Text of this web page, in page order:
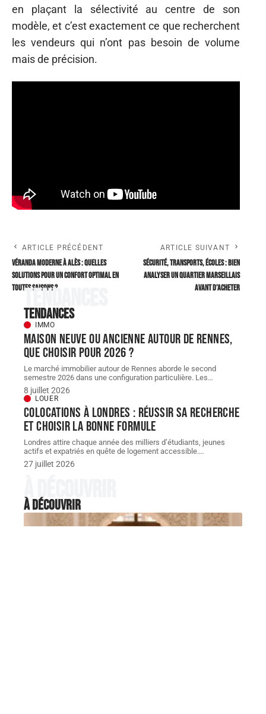
en plaçant la sélectivité au centre de son
modèle, et c’est exactement ce que recherchent
les vendeurs qui n’ont pas besoin de volume
mais de précision.
ARTICLE PRÉCÉDENT
Véranda moderne à Alès : quelles
solutions pour un confort optimal en
toutes saisons ?
ARTICLE SUIVANT
Sécurité, transports, écoles : bien
analyser un quartier marseillais
avant d’acheter
Tendances
Tendances
IMMO
Maison neuve ou ancienne autour de Rennes,
que choisir pour 2026 ?
Le marché immobilier autour de Rennes aborde le second
semestre 2026 dans une configuration particulière. Les…
8 juillet 2026
LOUER
Colocations à londres : réussir sa recherche
et choisir la bonne formule
Londres attire chaque année des milliers d’étudiants, jeunes
actifs et expatriés en quête de logement accessible.…
27 juillet 2026
À découvrir
À découvrir